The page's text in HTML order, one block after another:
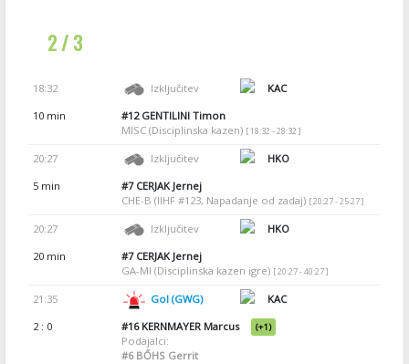
2 / 3
18:32 Izključitev
KAC
10 min
#12GENTILINI Timon
MISC (Disciplinska kazen) [ 18:32 - 28:32 ]
20:27 Izključitev
HKO
5 min
#7CERJAK Jernej
CHE-B (IIHF #123, Napadanje od zadaj) [ 20:27 - 25:27 ]
20:27 Izključitev
HKO
20 min
#7CERJAK Jernej
GA-MI (Disciplinska kazen igre) [ 20:27 - 40:27 ]
21:35 Gol (GWG)
KAC
2 : 0
#16KERNMAYER Marcus (+1)
Podajalci:
#6BŐHS Gerrit